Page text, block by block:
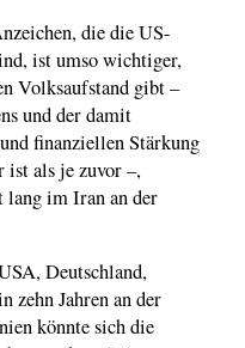
die die US-
ist umso wichtiger,
Volksaufstand gibt –
und der damit
finanziellen Stärkung
ist als je zuvor –,
lang im Iran an der
Deutschland,
zehn Jahren an der
könnte sich die